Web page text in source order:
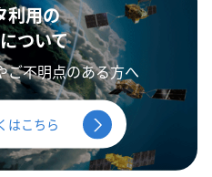
利用の
ついて
ご不明点のある方へ
はこちら